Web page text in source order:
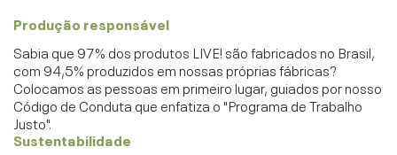
Produção responsável
Sabia que 97% dos produtos LIVE! são fabricados no Brasil,
com 94,5% produzidos em nossas próprias fábricas?
Colocamos as pessoas em primeiro lugar, guiados por nosso
Código de Conduta que enfatiza o "Programa de Trabalho
Justo".
Sustentabilidade